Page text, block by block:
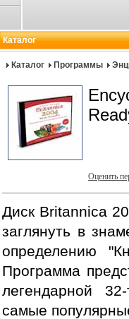
Каталог
Каталог Программы
Оценить
Диск Britannica
заглянуть в
определению
Программа
легендарной
самые